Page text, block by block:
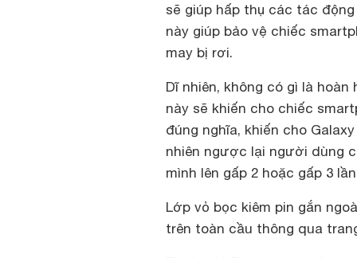
sẽ giúp hấp thụ các tác
này giúp bảo vệ chiếc
may bị rơi.
Dĩ nhiên, không có gì là
này sẽ khiến cho chiếc
đúng nghĩa, khiến cho
nhiên ngược lại người dùng
mình lên gấp 2 hoặc gấp 3
Lớp vỏ bọc kiêm pin gắn
trên toàn cầu thông qua